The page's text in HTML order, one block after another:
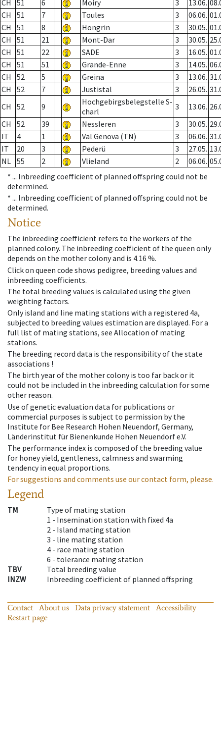
CH 51 6 Moiry 3 13.06.
CH
51 7 Toules 3 06.06.
CH
51 8 Hongrin 3 30.05.
CH
51 21 Mont-Dar 3 30.05.
CH
51 22 SADE 3 16.05.
CH
51 51 Grande-Enne 3 14.05.
CH
52 5 Greina 3 13.06.
CH
52 7 Justistal 3 26.05.
CH
52 9
Hochgebirgsbelegstelle S-
charl
3 13.06.
CH
52 39 Nessleren 3 30.05.
IT
4 1 Val Genova (TN) 3 06.06.
IT
20 3 Pederü 3 27.05.
NL 55 2 Vlieland 2 06.06.
* ... Inbreeding coefficient of planned offspring could not be
determined.
* ... Inbreeding coefficient of planned offspring could not be
determined.
Notice
The inbreeding coefficient refers to the workers of the
planned colony. The inbreeding coefficient of the queen only
depends on the mother colony and is 4.16 %.
Click on queen code shows pedigree, breeding values and
inbreeding coefficients.
The total breeding values is calculated using the given
weighting factors.
Only island and line mating stations with a registered 4a,
subjected to breeding values estimation are displayed. For a
full list of mating stations, see Allocation of mating
stations.
The breeding record data is the responsibility of the state
associations !
The birth year of the mother colony is too far back or it
could not be included in the inbreeding calculation for some
other reason.
Use of genetic evaluation data for publications or
commercial purposes is subject to permission by the
Institute for Bee Research Hohen Neuendorf, Germany,
Länderinstitut für Bienenkunde Hohen Neuendorf e.V.
The performance index is composed of the breeding value
for honey yield, gentleness, calmness and swarming
tendency in equal proportions.
For suggestions and comments use our contact form, please.
Legend
TM
Type of mating station
1 - Insemination station with fixed 4a
2 - Island mating station
3 - line mating station
4 - race mating station
6 - tolerance mating station
TBV
Total breeding value
INZW
Inbreeding coefficient of planned offspring
Contact About us Data privacy statement
Accessibility
Restart page